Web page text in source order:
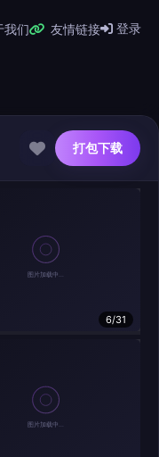
登录
我们 友情链接
打包下载
6/31